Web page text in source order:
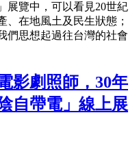
展覽中，可以看見20世紀
、在地風土及民生狀態；
們思想起過往台灣的社會
影劇照師，30年
自帶電」線上展